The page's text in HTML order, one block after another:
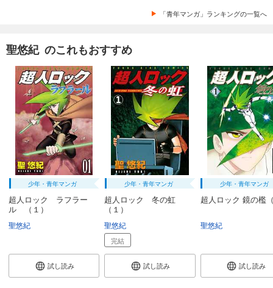
「青年マンガ」ランキングの一覧へ
聖悠紀 のこれもおすすめ
少年・青年マンガ
超人ロック ラフラー
ル （１）
聖悠紀
試し読み
少年・青年マンガ
超人ロック 冬の虹
（１）
聖悠紀
完結
試し読み
少年・青年マンガ
超人ロック 鏡の檻
聖悠紀
試し読み